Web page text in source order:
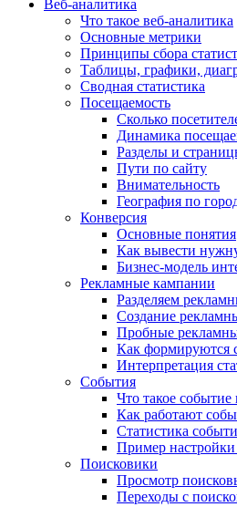
Веб-аналитика
Что такое веб-аналитика
Основные метрики
Принципы сбора
Таблицы, графики,
Сводная статистика
Посещаемость
Сколько
Динамика
Разделы и
Пути по сайту
Внимательность
География по
Конверсия
Основные понятия
Как вывести
Бизнес-модель
Рекламные кампании
Разделяем
Создание
Пробные
Как формируются
Интерпретация
События
Что такое событие
Как работают
Статистика
Пример
Поисковики
Просмотр
Переходы с